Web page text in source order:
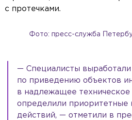
с протечками.
Фото: пресс-служба
— Специалисты выработали
по приведению объектов
в надлежащее техническое
определили приоритетные
действий, — отметили в